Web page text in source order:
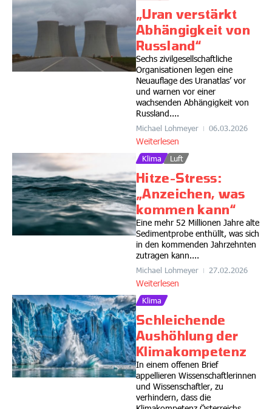
„Uran verstärkt
Abhängigkeit von
Russland“
Sechs zivilgesellschaftliche
Organisationen legen eine
Neuauflage des Uranatlas’ vor
und warnen vor einer
wachsenden Abhängigkeit von
Russland....
Michael Lohmeyer 06.03.2026
Weiterlesen
Klima Luft
Hitze-Stress:
„Anzeichen, was
kommen kann“
Eine mehr 52 Millionen Jahre alte
Sedimentprobe enthüllt, was sich
in den kommenden Jahrzehnten
zutragen kann....
Michael Lohmeyer 27.02.2026
Weiterlesen
Klima
Schleichende
Aushöhlung der
Klimakompetenz
In einem offenen Brief
appellieren Wissenschaftlerinnen
und Wissenschaftler, zu
verhindern, dass die